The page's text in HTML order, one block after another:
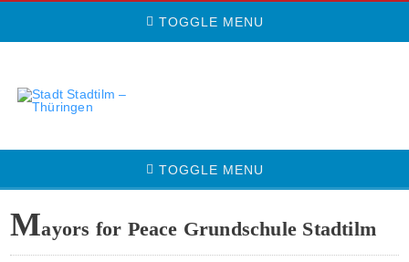
TOGGLE MENU
TOGGLE MENU
Mayors for Peace Grundschule Stadtilm